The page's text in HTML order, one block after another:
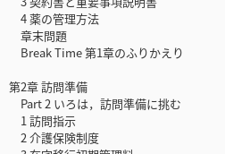
4 薬の管理方法
章末問題
Break Time 第1章のふりかえり
第2章 訪問準備
Part 2 いろは，訪問準備に挑む
1 訪問指示
2 介護保険制度